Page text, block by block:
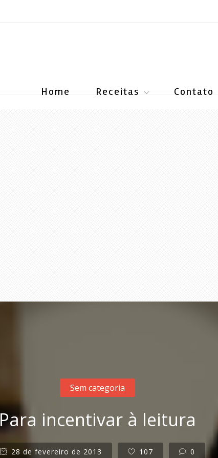
Home Receitas Contato
Sem categoria
Para incentivar à leitura
28 de fevereiro de 2013 107 0